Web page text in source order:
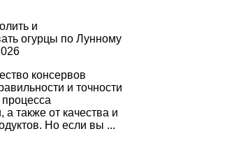
и
огурцы по Лунному
консервов
и точности
а также от качества и
Но если вы ...